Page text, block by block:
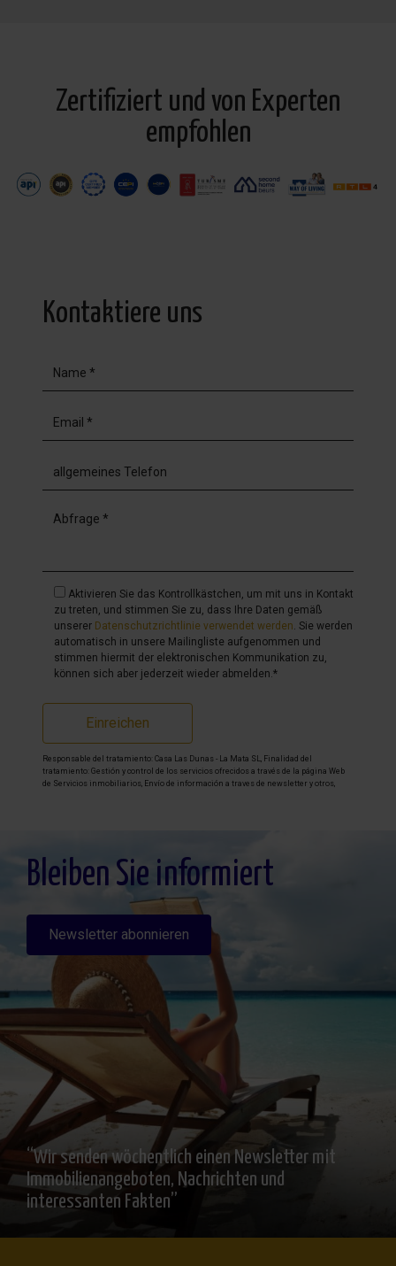
Zertifiziert und von Experten
empfohlen
Kontaktiere uns
Aktivieren Sie das Kontrollkästchen, um mit uns in Kontakt
zu treten, und stimmen Sie zu, dass Ihre Daten gemäß
unserer Datenschutzrichtlinie verwendet werden. Sie werden
automatisch in unsere Mailingliste aufgenommen und
stimmen hiermit der elektronischen Kommunikation zu,
können sich aber jederzeit wieder abmelden.*
Einreichen
Responsable del tratamiento: Casa Las Dunas - La Mata SL, Finalidad del
tratamiento: Gestión y control de los servicios ofrecidos a través de la página Web
de Servicios inmobiliarios, Envío de información a traves de newsletter y otros,
detallada sobre protección de datos
Aquí
Bleiben Sie informiert
Newsletter abonnieren
“Wir senden wöchentlich einen Newsletter mit
Immobilienangeboten, Nachrichten und
interessanten Fakten”